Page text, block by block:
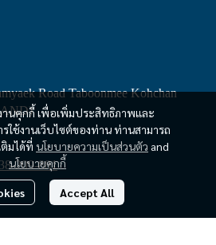
านคุกกี้ เพื่อเพิ่มประสิทธิภาพและ
ใช้งานเว็บไซต์ของท่าน ท่านสามารถ
มได้ที่ นโยบายความเป็นส่วนตัว and
นโยบายคุกกี้
Accept All
Road Taboonmee Kohchan
209-881